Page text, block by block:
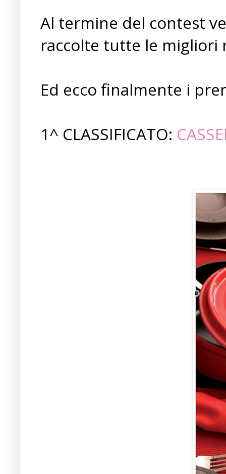
Al termine del contest
raccolte tutte le migliori
Ed ecco finalmente i
1^ CLASSIFICATO: